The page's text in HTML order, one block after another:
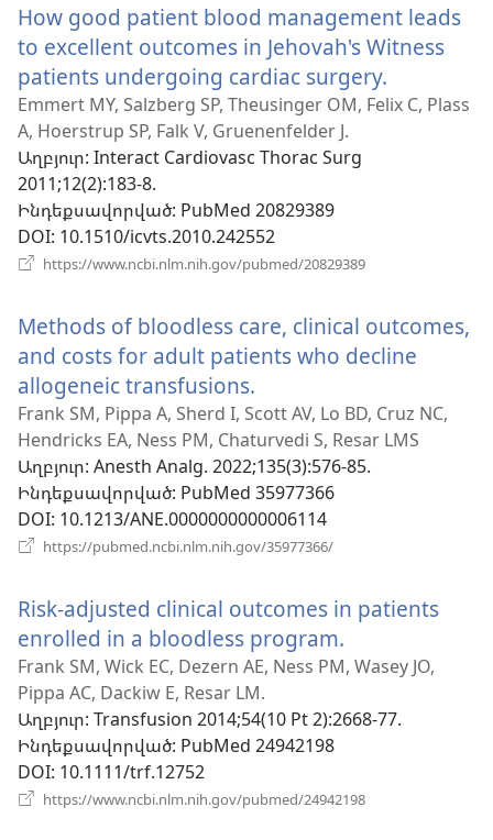
պատուհան)
How good patient blood management leads
to excellent outcomes in Jehovah's Witness
patients undergoing cardiac surgery.
է
Emmert MY, Salzberg SP, Theusinger OM, Felix C, Plass
A, Hoerstrup SP, Falk V, Gruenenfelder J.
Աղբյուր‎: Interact Cardiovasc Thorac Surg
2011;12(2):183-8.
Ինդեքսավորված‎: PubMed 20829389
DOI‎: 10.1510/icvts.2010.242552
https://www.ncbi.nlm.nih.gov/pubmed/20829389
պատուհան)
Methods of bloodless care, clinical outcomes,
and costs for adult patients who decline
allogeneic transfusions.
է
նոր
պատուհան)
Frank SM, Pippa A, Sherd I, Scott AV, Lo BD, Cruz NC,
Hendricks EA, Ness PM, Chaturvedi S, Resar LMS
Աղբյուր‎: Anesth Analg. 2022;135(3):576-85.
Ինդեքսավորված‎: PubMed 35977366
DOI‎: 10.1213/ANE.0000000000006114
https://pubmed.ncbi.nlm.nih.gov/35977366/
պատուհան)
Risk-adjusted clinical outcomes in patients
enrolled in a bloodless program.
է
պատուհան)
Frank SM, Wick EC, Dezern AE, Ness PM, Wasey JO,
Pippa AC, Dackiw E, Resar LM.
Աղբյուր‎: Transfusion 2014;54(10 Pt 2):2668-77.
Ինդեքսավորված‎: PubMed 24942198
DOI‎: 10.1111/trf.12752
https://www.ncbi.nlm.nih.gov/pubmed/24942198